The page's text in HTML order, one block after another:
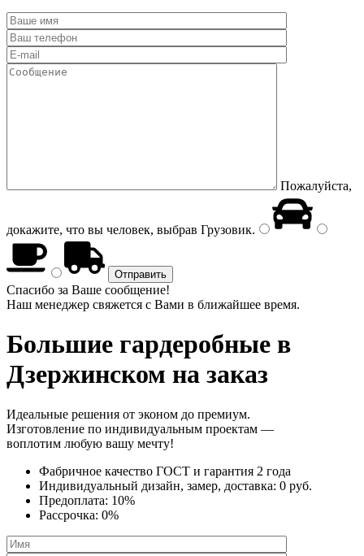
Пожалуйста,
докажите, что вы человек, выбрав Грузовик.
Спасибо за Ваше сообщение!
Наш менеджер свяжется с Вами в ближайшее время.
Большие гардеробные в
Дзержинском на заказ
Идеальные решения от эконом до премиум.
Изготовление по индивидуальным проектам —
воплотим любую вашу мечту!
Фабричное качество ГОСТ и гарантия 2 года
Индивидуальный дизайн, замер, доставка: 0 руб.
Предоплата: 10%
Рассрочка: 0%